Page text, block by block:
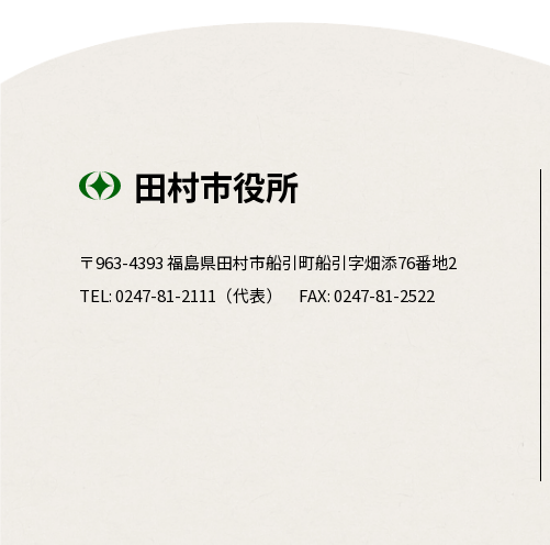
田村市役所
〒963-4393 福島県田村市船引町船引字畑添76番地2
TEL:0247-81-2111 （代表） FAX: 0247-81-2522